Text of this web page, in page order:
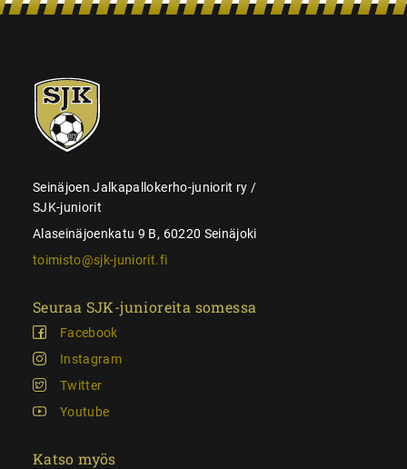
SJK-
juniorit
Seinäjoen Jalkapallokerho-juniorit ry /
SJK-juniorit
Alaseinäjoenkatu 9 B, 60220 Seinäjoki
toimisto@sjk-juniorit.fi
Seuraa SJK-junioreita somessa
Facebook
Instagram
Twitter
Youtube
Katso myös